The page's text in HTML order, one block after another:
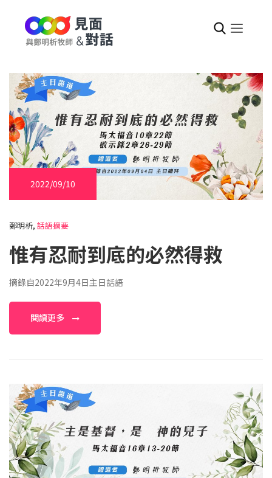
2022/09/10
鄭明析, 話語摘要
惟有忍耐到底的必然得救
摘錄自2022年9月4日主日話語
閱讀更多